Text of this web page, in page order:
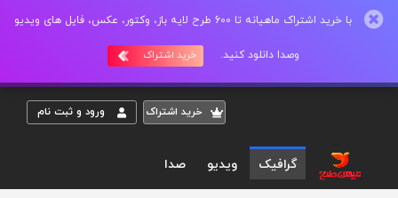
با خرید اشتراک ماهیانه تا 600 طرح لایه باز، وکتور، عکس، فایل های ویدیو
وصدا دانلود کنید. خرید اشتراک
خريد اشتراک ورود و ثبت نام
گرافیک ویدیو صدا